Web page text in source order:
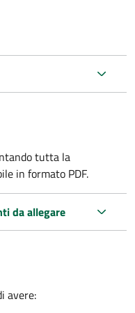
tutta la
in formato PDF.
da allegare
avere: